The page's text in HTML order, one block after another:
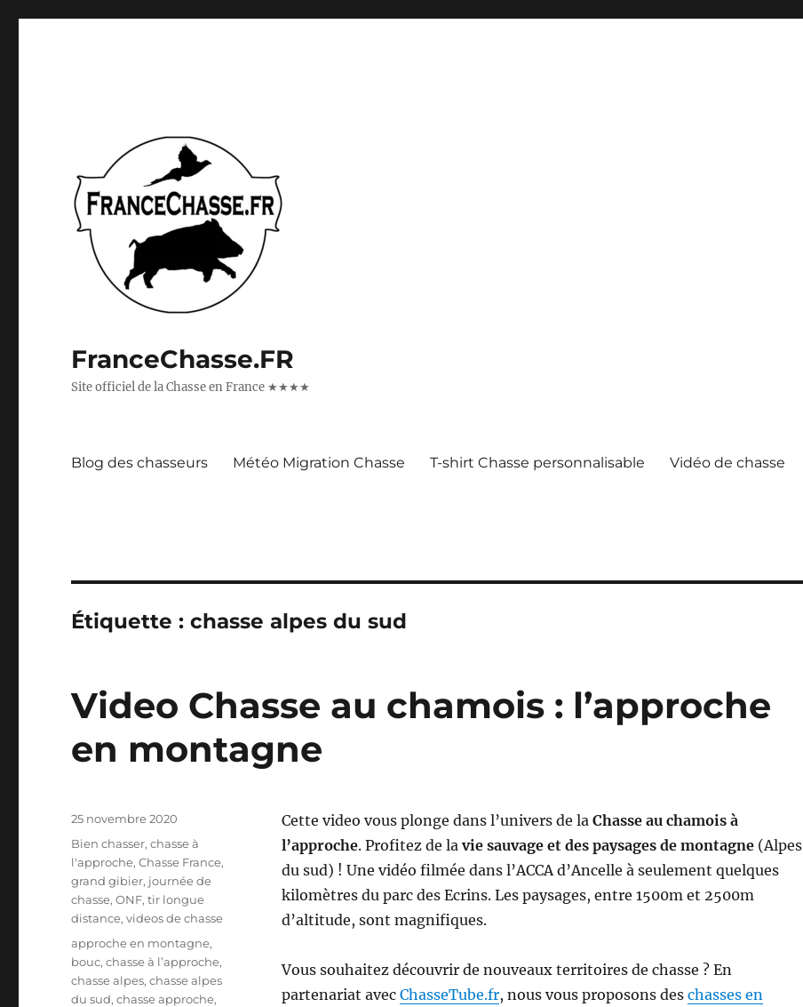
FranceChasse.FR
Site officiel de la Chasse en France ★★★★
Blog des chasseurs Météo Migration Chasse T-shirt Chasse personnalisable Vidéo de chasse
Étiquette :chasse alpes du sud
Video Chasse au chamois : l’approche
en montagne
Cette video vous plonge dans l’univers de la Chasse au chamois à
l’approche. Profitez de la vie sauvage et des paysages de montagne(Alpes
du sud) ! Une vidéo filmée dans l’ACCA d’Ancelle à seulement quelques
kilomètres du parc des Ecrins. Les paysages, entre 1500m et 2500m
d’altitude, sont magnifiques.
Vous souhaitez découvrir de nouveaux territoires de chasse ? En
partenariat avec ChasseTube.fr, nous vous proposons des chasses en
P
b
i
é
e
25 novembre 2020
C
a
t
é
g
r
e
Bien chasser,chasse à
l'approche,Chasse France,
grand gibier, journée de
chasse,ONF,tir longue
distance,videos de chasse
É
t
i
q
approche en montagne,
bouc,chasse à l’approche,
chasse alpes,chasse alpes
du sud,chasse approche,